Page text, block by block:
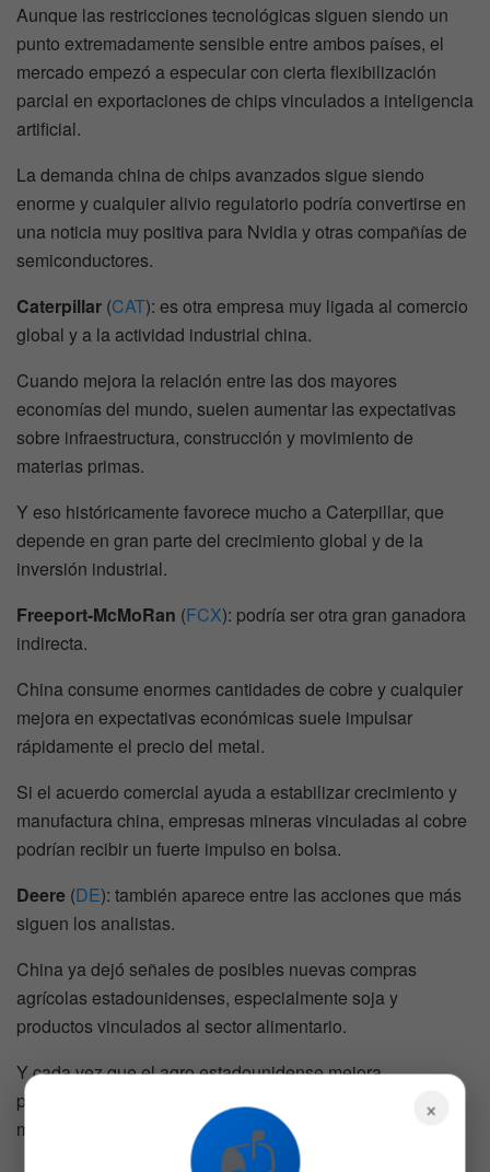
Aunque las restricciones tecnológicas siguen siendo un
punto extremadamente sensible entre ambos países, el
mercado empezó a especular con cierta flexibilización
parcial en exportaciones de chips vinculados a inteligencia
artificial.
La demanda china de chips avanzados sigue siendo
enorme y cualquier alivio regulatorio podría convertirse en
una noticia muy positiva para Nvidia y otras compañías de
semiconductores.
Caterpillar (CAT): es otra empresa muy ligada al comercio
global y a la actividad industrial china.
Cuando mejora la relación entre las dos mayores
economías del mundo, suelen aumentar las expectativas
sobre infraestructura, construcción y movimiento de
materias primas.
Y eso históricamente favorece mucho a Caterpillar, que
depende en gran parte del crecimiento global y de la
inversión industrial.
Freeport-McMoRan (FCX): podría ser otra gran ganadora
indirecta.
China consume enormes cantidades de cobre y cualquier
mejora en expectativas económicas suele impulsar
rápidamente el precio del metal.
Si el acuerdo comercial ayuda a estabilizar crecimiento y
manufactura china, empresas mineras vinculadas al cobre
podrían recibir un fuerte impulso en bolsa.
Deere (DE): también aparece entre las acciones que más
siguen los analistas.
China ya dejó señales de posibles nuevas compras
agrícolas estadounidenses, especialmente soja y
productos vinculados al sector alimentario.
Y cada vez que el agro estadounidense mejora
perspectivas de exportación, compañías ligadas a
maquinaria agrícola suelen reaccionar positivamente.
×